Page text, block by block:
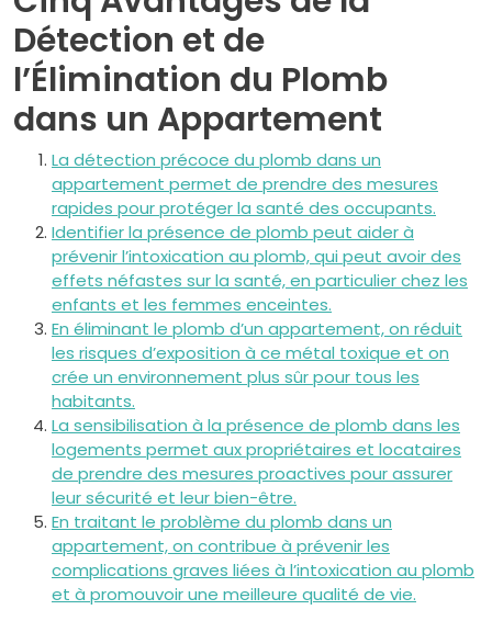
Détection et de
l’Élimination du Plomb
dans un Appartement
La détection précoce du plomb dans un
appartement permet de prendre des mesures
rapides pour protéger la santé des occupants.
Identifier la présence de plomb peut aider à
prévenir l’intoxication au plomb, qui peut avoir des
effets néfastes sur la santé, en particulier chez les
enfants et les femmes enceintes.
En éliminant le plomb d’un appartement, on réduit
les risques d’exposition à ce métal toxique et on
crée un environnement plus sûr pour tous les
habitants.
La sensibilisation à la présence de plomb dans les
logements permet aux propriétaires et locataires
de prendre des mesures proactives pour assurer
leur sécurité et leur bien-être.
En traitant le problème du plomb dans un
appartement, on contribue à prévenir les
complications graves liées à l’intoxication au plomb
et à promouvoir une meilleure qualité de vie.